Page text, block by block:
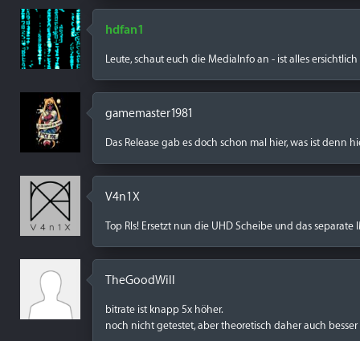
hdfan1
Leute, schaut euch die MediaInfo an - ist alles ersichtlich
gamemaster1981
Das Release gab es doch schon mal hier, was ist denn
V4n1X
Top Rls! Ersetzt nun die UHD Scheibe und das
TheGoodWill
bitrate ist knapp 5x höher.
noch nicht getestet, aber theoretisch daher auch